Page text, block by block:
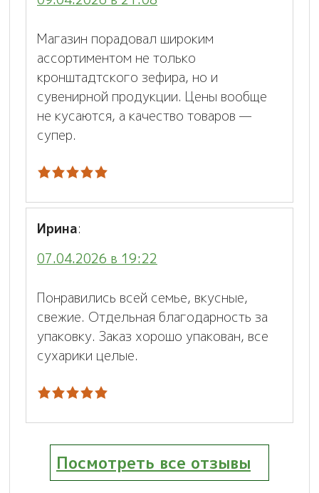
Магазин порадовал широким
ассортиментом не только
кронштадтского зефира, но и
сувенирной продукции. Цены вообще
не кусаются, а качество товаров —
супер.
Ирина:
07.04.2026 в 19:22
Понравились всей семье, вкусные,
свежие. Отдельная благодарность за
упаковку. Заказ хорошо упакован, все
сухарики целые.
Посмотреть все отзывы